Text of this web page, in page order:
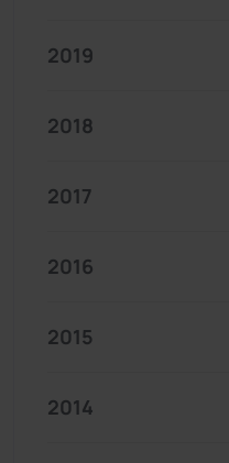
2019
2018
2017
2016
2015
2014